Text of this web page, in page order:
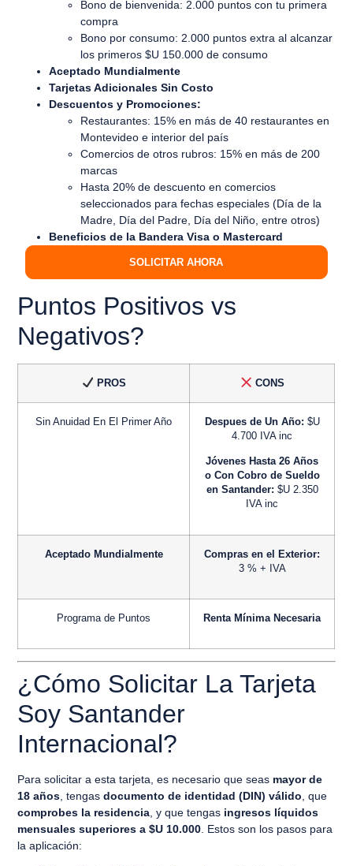
Bono de bienvenida: 2.000 puntos con tu primera
compra
Bono por consumo: 2.000 puntos extra al alcanzar
los primeros $U 150.000 de consumo
Aceptado Mundialmente
Tarjetas Adicionales Sin Costo
Descuentos y Promociones:
Restaurantes: 15% en más de 40 restaurantes en
Montevideo e interior del país
Comercios de otros rubros: 15% en más de 200
marcas
Hasta 20% de descuento en comercios
seleccionados para fechas especiales (Día de la
Madre, Día del Padre, Día del Niño, entre otros)
Beneficios de la Bandera Visa o Mastercard
SOLICITAR AHORA
Puntos Positivos vs
Negativos?
PROS CONS
Sin Anuidad En El Primer Año Despues de Un Año: $U
4.700 IVA inc
Jóvenes Hasta 26 Años
o Con Cobro de Sueldo
en Santander: $U 2.350
IVA inc
Aceptado Mundialmente
Compras en el Exterior:
3 % + IVA
Programa de Puntos Renta Mínima Necesaria
¿Cómo Solicitar La Tarjeta
Soy Santander
Internacional?
Para solicitar a esta tarjeta, es necesario que seas mayor de
18 años , tengasdocumento de identidad (DIN) válido , que
comprobes la residencia , y que tengas ingresos líquidos
mensuales superiores a $U 10.000 . Estos son los pasos para
la aplicación: